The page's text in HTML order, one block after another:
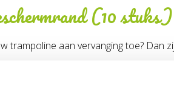
(10 stuks)
trampoline aan vervanging toe? Dan